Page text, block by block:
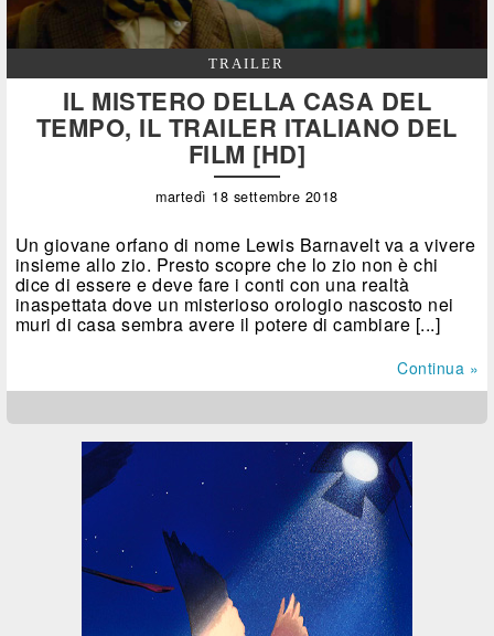
TRAILER
IL MISTERO DELLA CASA DEL
TEMPO, IL TRAILER ITALIANO DEL
FILM [HD]
martedì 18 settembre 2018
Un giovane orfano di nome Lewis Barnavelt va a vivere
insieme allo zio. Presto scopre che lo zio non è chi
dice di essere e deve fare i conti con una realtà
inaspettata dove un misterioso orologio nascosto nei
muri di casa sembra avere il potere di cambiare [...]
Continua »